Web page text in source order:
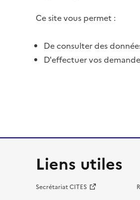
Ce site vous permet :
De consulter des
D'effectuer vos
Liens utiles
Secrétariat CITES